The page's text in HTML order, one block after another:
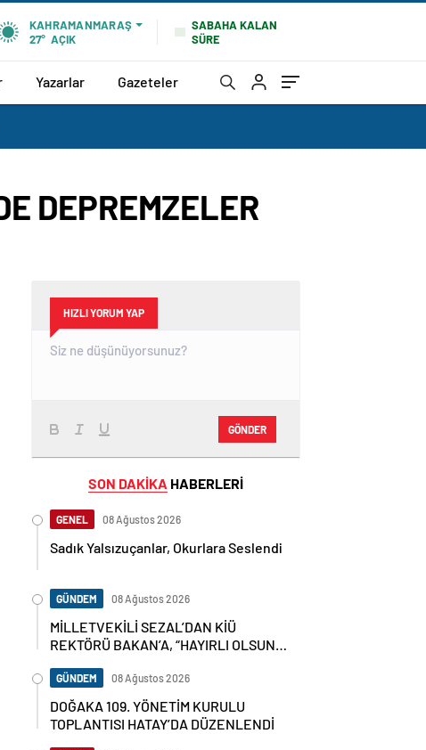
KAHRAMANMARAŞ
27° AÇIK
SABAHA KALAN
SÜRE
Yazarlar Gazeteler
DEPREMZELER
HIZLI YORUM YAP
GÖNDER
SON DAKİKA HABERLERİ
GENEL 08 Ağustos 2026
Sadık Yalsızuçanlar, Okurlara Seslendi
GÜNDEM 08 Ağustos 2026
MİLLETVEKİLİ SEZAL’DAN KİÜ
REKTÖRÜ BAKAN’A, “HAYIRLI OLSUN”
GÜNDEM 08 Ağustos 2026
DOĞAKA 109. YÖNETİM KURULU
TOPLANTISI HATAY’DA DÜZENLENDİ